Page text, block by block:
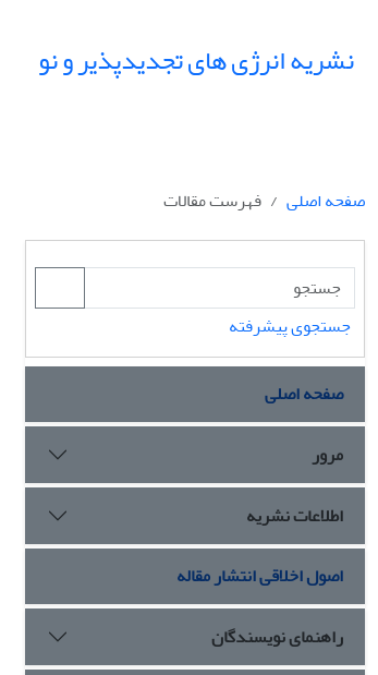
نشریه انرژی های تجدیدپذیر و نو
صفحه اصلی
فهرست مقالات
جستجوی پیشرفته
صفحه اصلی
مرور
اطلاعات نشریه
اصول اخلاقی انتشار مقاله
راهنمای نویسندگان